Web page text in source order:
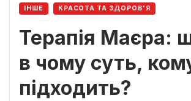
ІНШЕ КРАСОТА ТА ЗДОРОВ'Я
Терапія Маєра:
в чому суть,
підходить?